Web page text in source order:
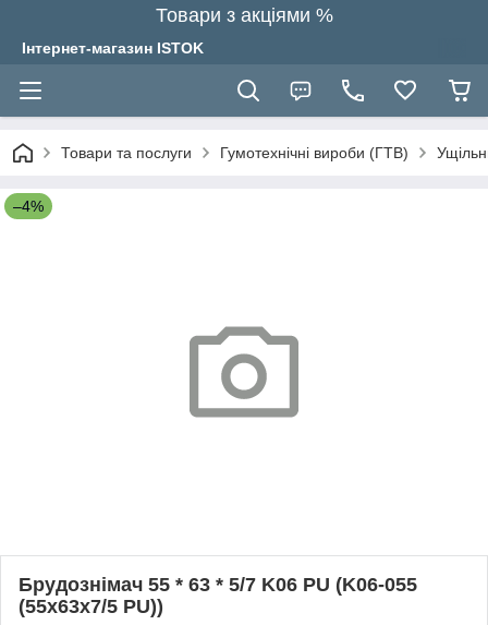
Товари з акціями %
Інтернет-магазин ISTOK
Товари та послуги Гумотехнічні вироби (ГТВ)
–4%
Брудознімач 55 * 63 * 5/7 K06 PU (K06-055
(55х63х7/5 PU))